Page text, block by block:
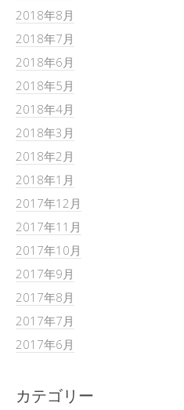
2018年8月
2018年7月
2018年6月
2018年5月
2018年4月
2018年3月
2018年2月
2018年1月
2017年12月
2017年11月
2017年10月
2017年9月
2017年8月
2017年7月
2017年6月
カテゴリー